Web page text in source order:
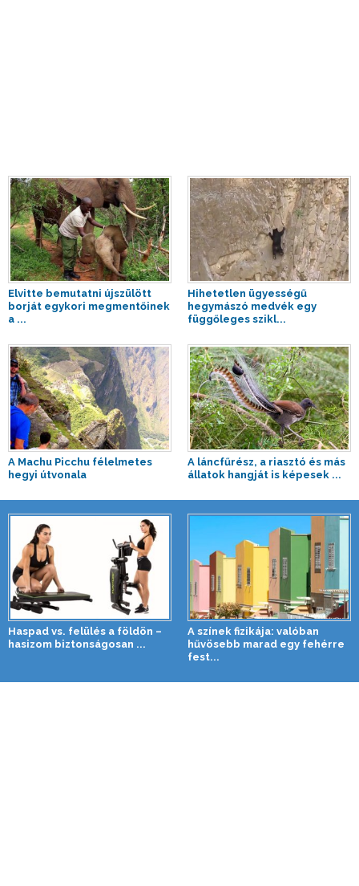
Elvitte bemutatni újszülött
borját egykori megmentőinek
a ...
Hihetetlen ügyességű
hegymászó medvék egy
függőleges szikl...
A Machu Picchu félelmetes
hegyi útvonala
A láncfűrész, a riasztó és más
állatok hangját is képesek ...
Haspad vs. felülés a földön –
hasizom biztonságosan ...
A színek fizikája: valóban
hűvösebb marad egy fehérre
fest...